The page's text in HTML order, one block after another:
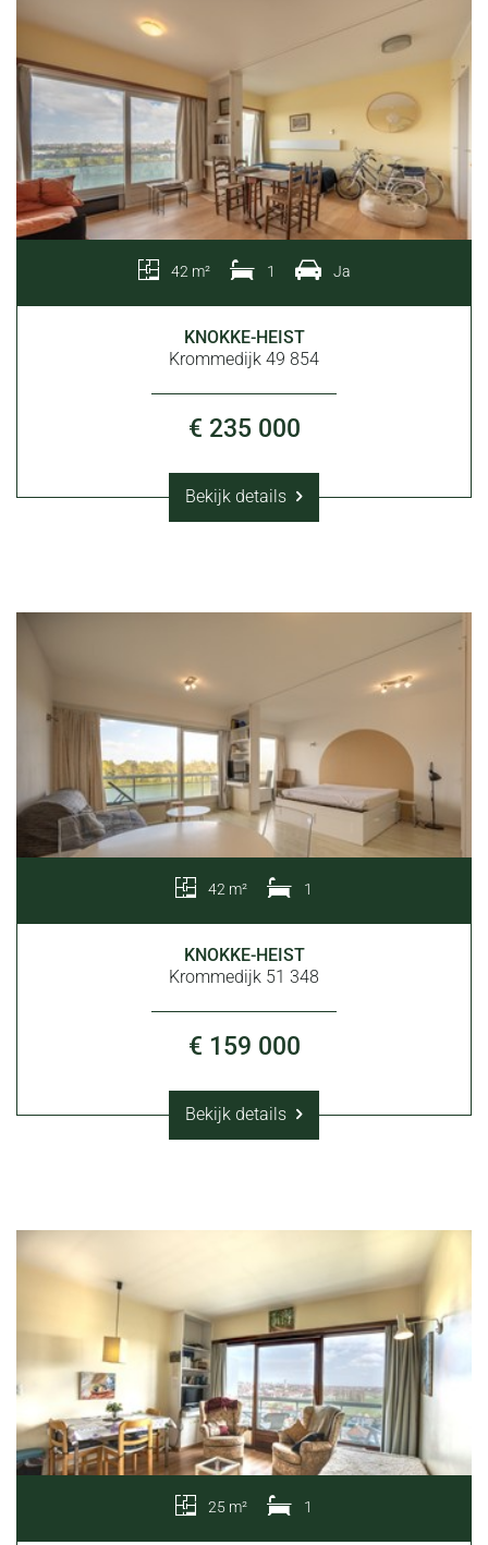
42 m² 1 Ja
KNOKKE-HEIST
Krommedijk 49 854
€ 235 000
Bekijk details
42 m² 1
KNOKKE-HEIST
Krommedijk 51 348
€ 159 000
Bekijk details
25 m² 1